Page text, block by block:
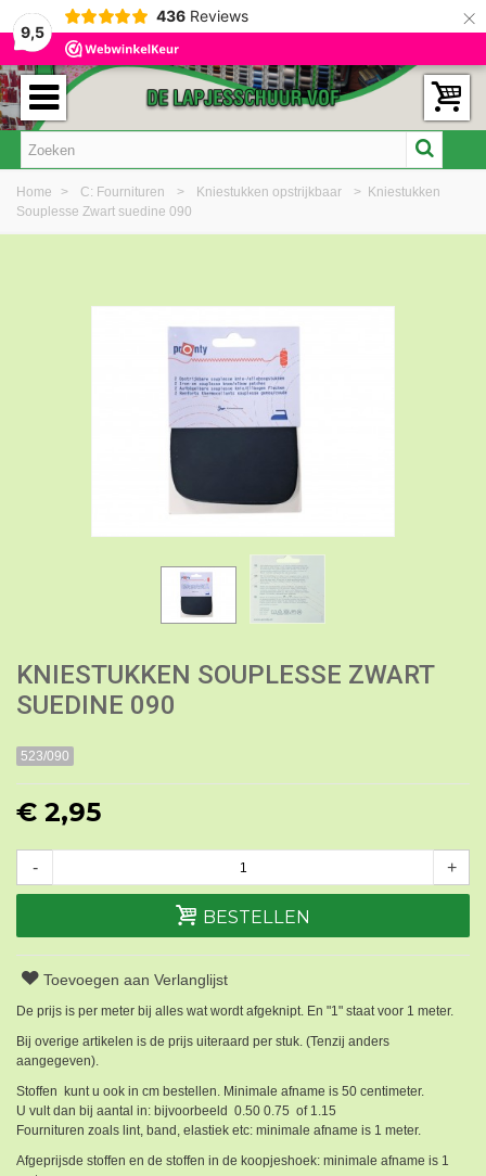
9,5
436 Reviews ×
Home > C: Fournituren > Kniestukken opstrijkbaar > Kniestukken
Souplesse Zwart suedine 090
KNIESTUKKEN SOUPLESSE ZWART
SUEDINE 090
523/090
€ 2,95
- +
BESTELLEN
Toevoegen aan Verlanglijst
De prijs is per meter bij alles wat wordt afgeknipt. En "1" staat voor 1 meter.
Bij overige artikelen is de prijs uiteraard per stuk. (Tenzij anders
aangegeven).
Stoffen kunt u ook in cm bestellen. Minimale afname is 50 centimeter.
U vult dan bij aantal in: bijvoorbeeld 0.50 0.75 of 1.15
Fournituren zoals lint, band, elastiek etc: minimale afname is 1 meter.
Afgeprijsde stoffen en de stoffen in de koopjeshoek: minimale afname is 1